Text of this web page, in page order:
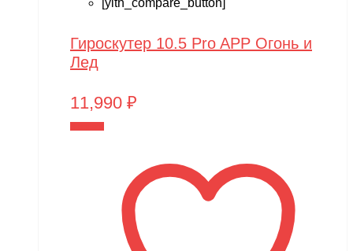
Гироскутер 10.5 Pro APP Огонь и
Лед
11,990 ₽